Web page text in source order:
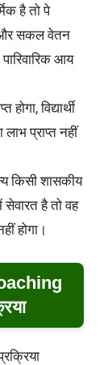
है तो पे
सकल वेतन
आय
विद्यार्थी
लाभ प्राप्त नहीं
किसी शासकीय
सेवारत है तो वह
होगा।